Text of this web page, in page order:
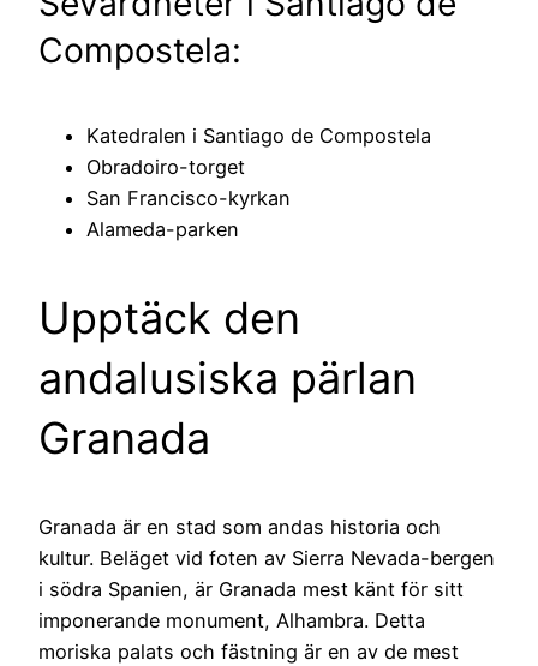
Compostela:
Katedralen i Santiago de Compostela
Obradoiro-torget
San Francisco-kyrkan
Alameda-parken
Upptäck den
andalusiska pärlan
Granada
Granada är en stad som andas historia och
kultur. Beläget vid foten av Sierra Nevada-bergen
i södra Spanien, är Granada mest känt för sitt
imponerande monument, Alhambra. Detta
moriska palats och fästning är en av de mest